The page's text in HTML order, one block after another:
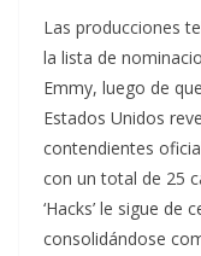
Las producciones
la lista de
Emmy, luego de
Estados Unidos
contendientes
con un total de 25
‘Hacks’ le sigue de
consolidándose